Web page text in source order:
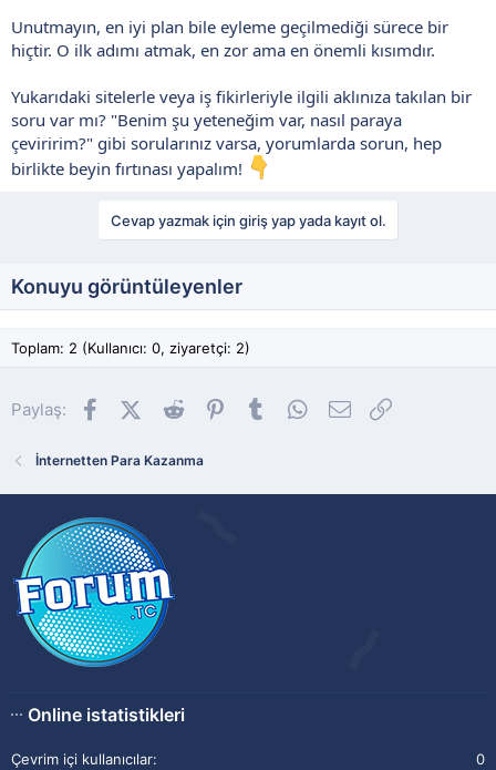
Unutmayın, en iyi plan bile eyleme geçilmediği sürece bir
hiçtir. O ilk adımı atmak, en zor ama en önemli kısımdır.
Yukarıdaki sitelerle veya iş fikirleriyle ilgili aklınıza takılan bir
soru var mı? "Benim şu yeteneğim var, nasıl paraya
çeviririm?" gibi sorularınız varsa, yorumlarda sorun, hep
birlikte beyin fırtınası yapalım!
Cevap yazmak için giriş yap yada kayıt ol.
Konuyu görüntüleyenler
Toplam: 2 (Kullanıcı: 0, ziyaretçi: 2)
Paylaş: FacebookX (Twitter)
Reddit Pinterest
Tumblr WhatsApp
E-posta
İnternetten Para Kazanma
Online istatistikleri
Çevrim içi kullanıcılar 0